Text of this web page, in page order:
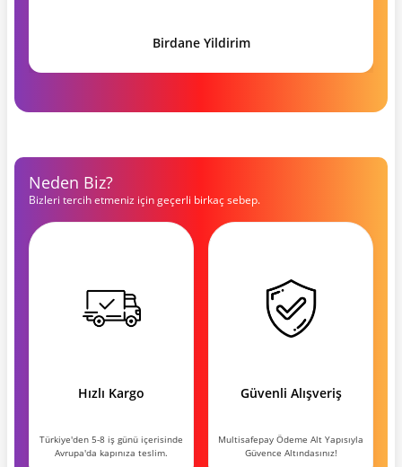
Birdane Yildirim
Neden Biz?
Bizleri tercih etmeniz için geçerli birkaç sebep.
Hızlı Kargo
Türkiye'den 5-8 iş günü içerisinde
Avrupa'da kapınıza teslim.
Güvenli Alışveriş
Multisafepay Ödeme Alt Yapısıyla
Güvence Altındasınız!